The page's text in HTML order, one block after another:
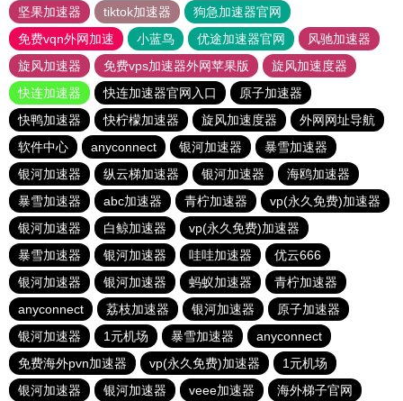
坚果加速器
tiktok加速器
狗急加速器官网
免费vqn外网加速
小蓝鸟 优途加速器官网
风驰加速器
旋风加速器
免费vps加速器外网苹果版
旋风加速度器
快连加速器
快连加速器官网入口
原子加速器
快鸭加速器
快柠檬加速器 旋风加速度器
外网网址导航
软件中心
anyconnect 银河加速器
暴雪加速器
银河加速器
纵云梯加速器 银河加速器
海鸥加速器
暴雪加速器
abc加速器 青柠加速器
vp(永久免费)加速器
银河加速器
白鲸加速器
vp(永久免费)加速器
暴雪加速器
银河加速器 哇哇加速器
优云666
银河加速器
银河加速器 蚂蚁加速器
青柠加速器
anyconnect
荔枝加速器 银河加速器
原子加速器
银河加速器
1元机场 暴雪加速器
anyconnect
免费海外pvn加速器
vp(永久免费)加速器
1元机场
银河加速器
银河加速器 veee加速器 海外梯子官网